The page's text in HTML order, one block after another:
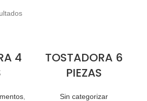
4
,
TOSTADORA 6
PIEZAS
Sin categorizar